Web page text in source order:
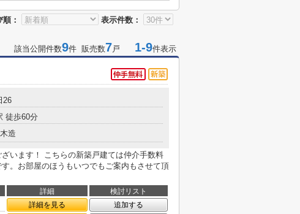
： 表示件数：
該当公開件数9件 販売数7戸 1-9件表示
26
徒歩60分
木造
います！ こちらの新築戸建ては仲介手数料
。お部屋のほうもいつでもご案内もさせて頂
詳細
検討リスト
詳細を見る
追加する